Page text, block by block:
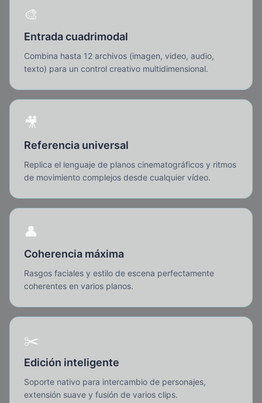
🎨
Entrada cuadrimodal
Combina hasta 12 archivos (imagen, video, audio,
texto) para un control creativo multidimensional.
🎥
Referencia universal
Replica el lenguaje de planos cinematográficos y ritmos
de movimiento complejos desde cualquier vídeo.
👤
Coherencia máxima
Rasgos faciales y estilo de escena perfectamente
coherentes en varios planos.
✂️
Edición inteligente
Soporte nativo para intercambio de personajes,
extensión suave y fusión de varios clips.